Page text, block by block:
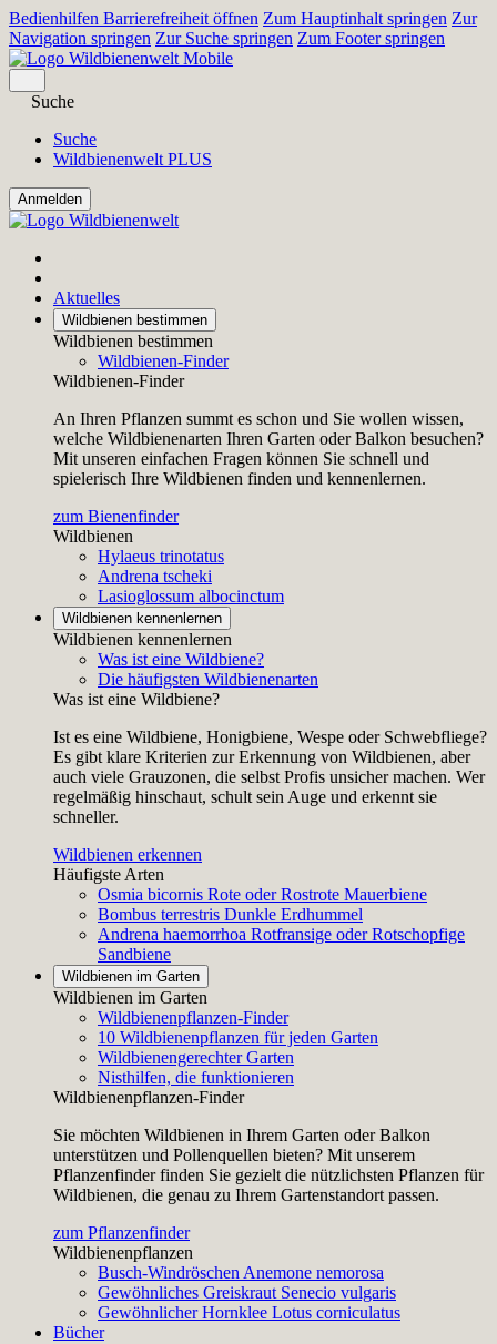
Bedienhilfen Barrierefreiheit öffnen Zum Hauptinhalt springen Zur
Navigation springen Zur Suche springen Zum Footer springen
Suche
Suche
Wildbienenwelt PLUS
Aktuelles
Wildbienen bestimmen
Wildbienen bestimmen
Wildbienen-Finder
Wildbienen-Finder
An Ihren Pflanzen summt es schon und Sie wollen wissen,
welche Wildbienenarten Ihren Garten oder Balkon besuchen?
Mit unseren einfachen Fragen können Sie schnell und
spielerisch Ihre Wildbienen finden und kennenlernen.
zum Bienenfinder
Wildbienen
Hylaeus trinotatus
Andrena tscheki
Lasioglossum albocinctum
Wildbienen kennenlernen
Wildbienen kennenlernen
Was ist eine Wildbiene?
Die häufigsten Wildbienenarten
Was ist eine Wildbiene?
Ist es eine Wildbiene, Honigbiene, Wespe oder Schwebfliege?
Es gibt klare Kriterien zur Erkennung von Wildbienen, aber
auch viele Grauzonen, die selbst Profis unsicher machen. Wer
regelmäßig hinschaut, schult sein Auge und erkennt sie
schneller.
Wildbienen erkennen
Häufigste Arten
Osmia bicornis Rote oder Rostrote Mauerbiene
Bombus terrestris Dunkle Erdhummel
Andrena haemorrhoa Rotfransige oder Rotschopfige
Sandbiene
Wildbienen im Garten
Wildbienen im Garten
Wildbienenpflanzen-Finder
10 Wildbienenpflanzen für jeden Garten
Wildbienengerechter Garten
Nisthilfen, die funktionieren
Wildbienenpflanzen-Finder
Sie möchten Wildbienen in Ihrem Garten oder Balkon
unterstützen und Pollenquellen bieten? Mit unserem
Pflanzenfinder finden Sie gezielt die nützlichsten Pflanzen für
Wildbienen, die genau zu Ihrem Gartenstandort passen.
zum Pflanzenfinder
Wildbienenpflanzen
Busch-Windröschen Anemone nemorosa
Gewöhnliches Greiskraut Senecio vulgaris
Gewöhnlicher Hornklee Lotus corniculatus
Bücher